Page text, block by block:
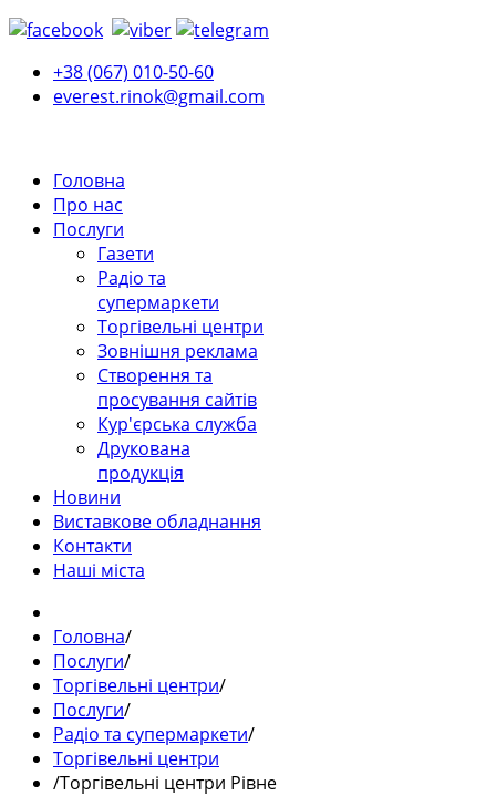
+38 (067) 010-50-60
everest.rinok@gmail.com
Головна
Про нас
Послуги
Газети
Радіо та
супермаркети
Торгівельні центри
Зовнішня реклама
Створення та
просування сайтів
Кур'єрська служба
Друкована
продукція
Новини
Виставкове обладнання
Контакти
Наші міста
Головна/
Послуги/
Торгівельні центри/
Послуги/
Радіо та супермаркети/
Торгівельні центри
/Торгівельні центри Рівне